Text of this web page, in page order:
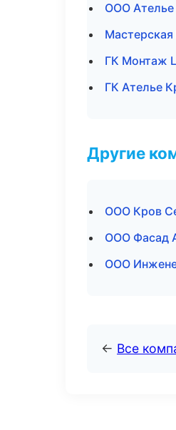
ООО
ГК Монтаж
ГК Ателье
Другие
ООО Кров
ООО Фасад
ООО
← Все